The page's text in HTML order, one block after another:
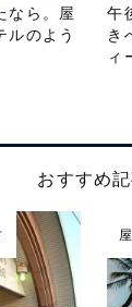
なら。屋
ルのよう
午
き
ィ
おすすめ